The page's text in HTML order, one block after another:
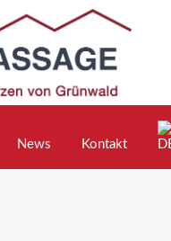
News Kontakt